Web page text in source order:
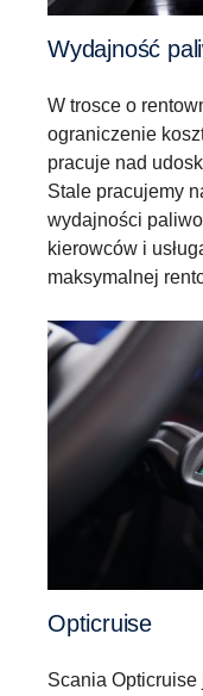
Wydajność
W trosce o
ograniczenie
pracuje nad
Stale pracujemy
wydajności
kierowców i
maksymalnej
Opticruise
Scania Opticruise